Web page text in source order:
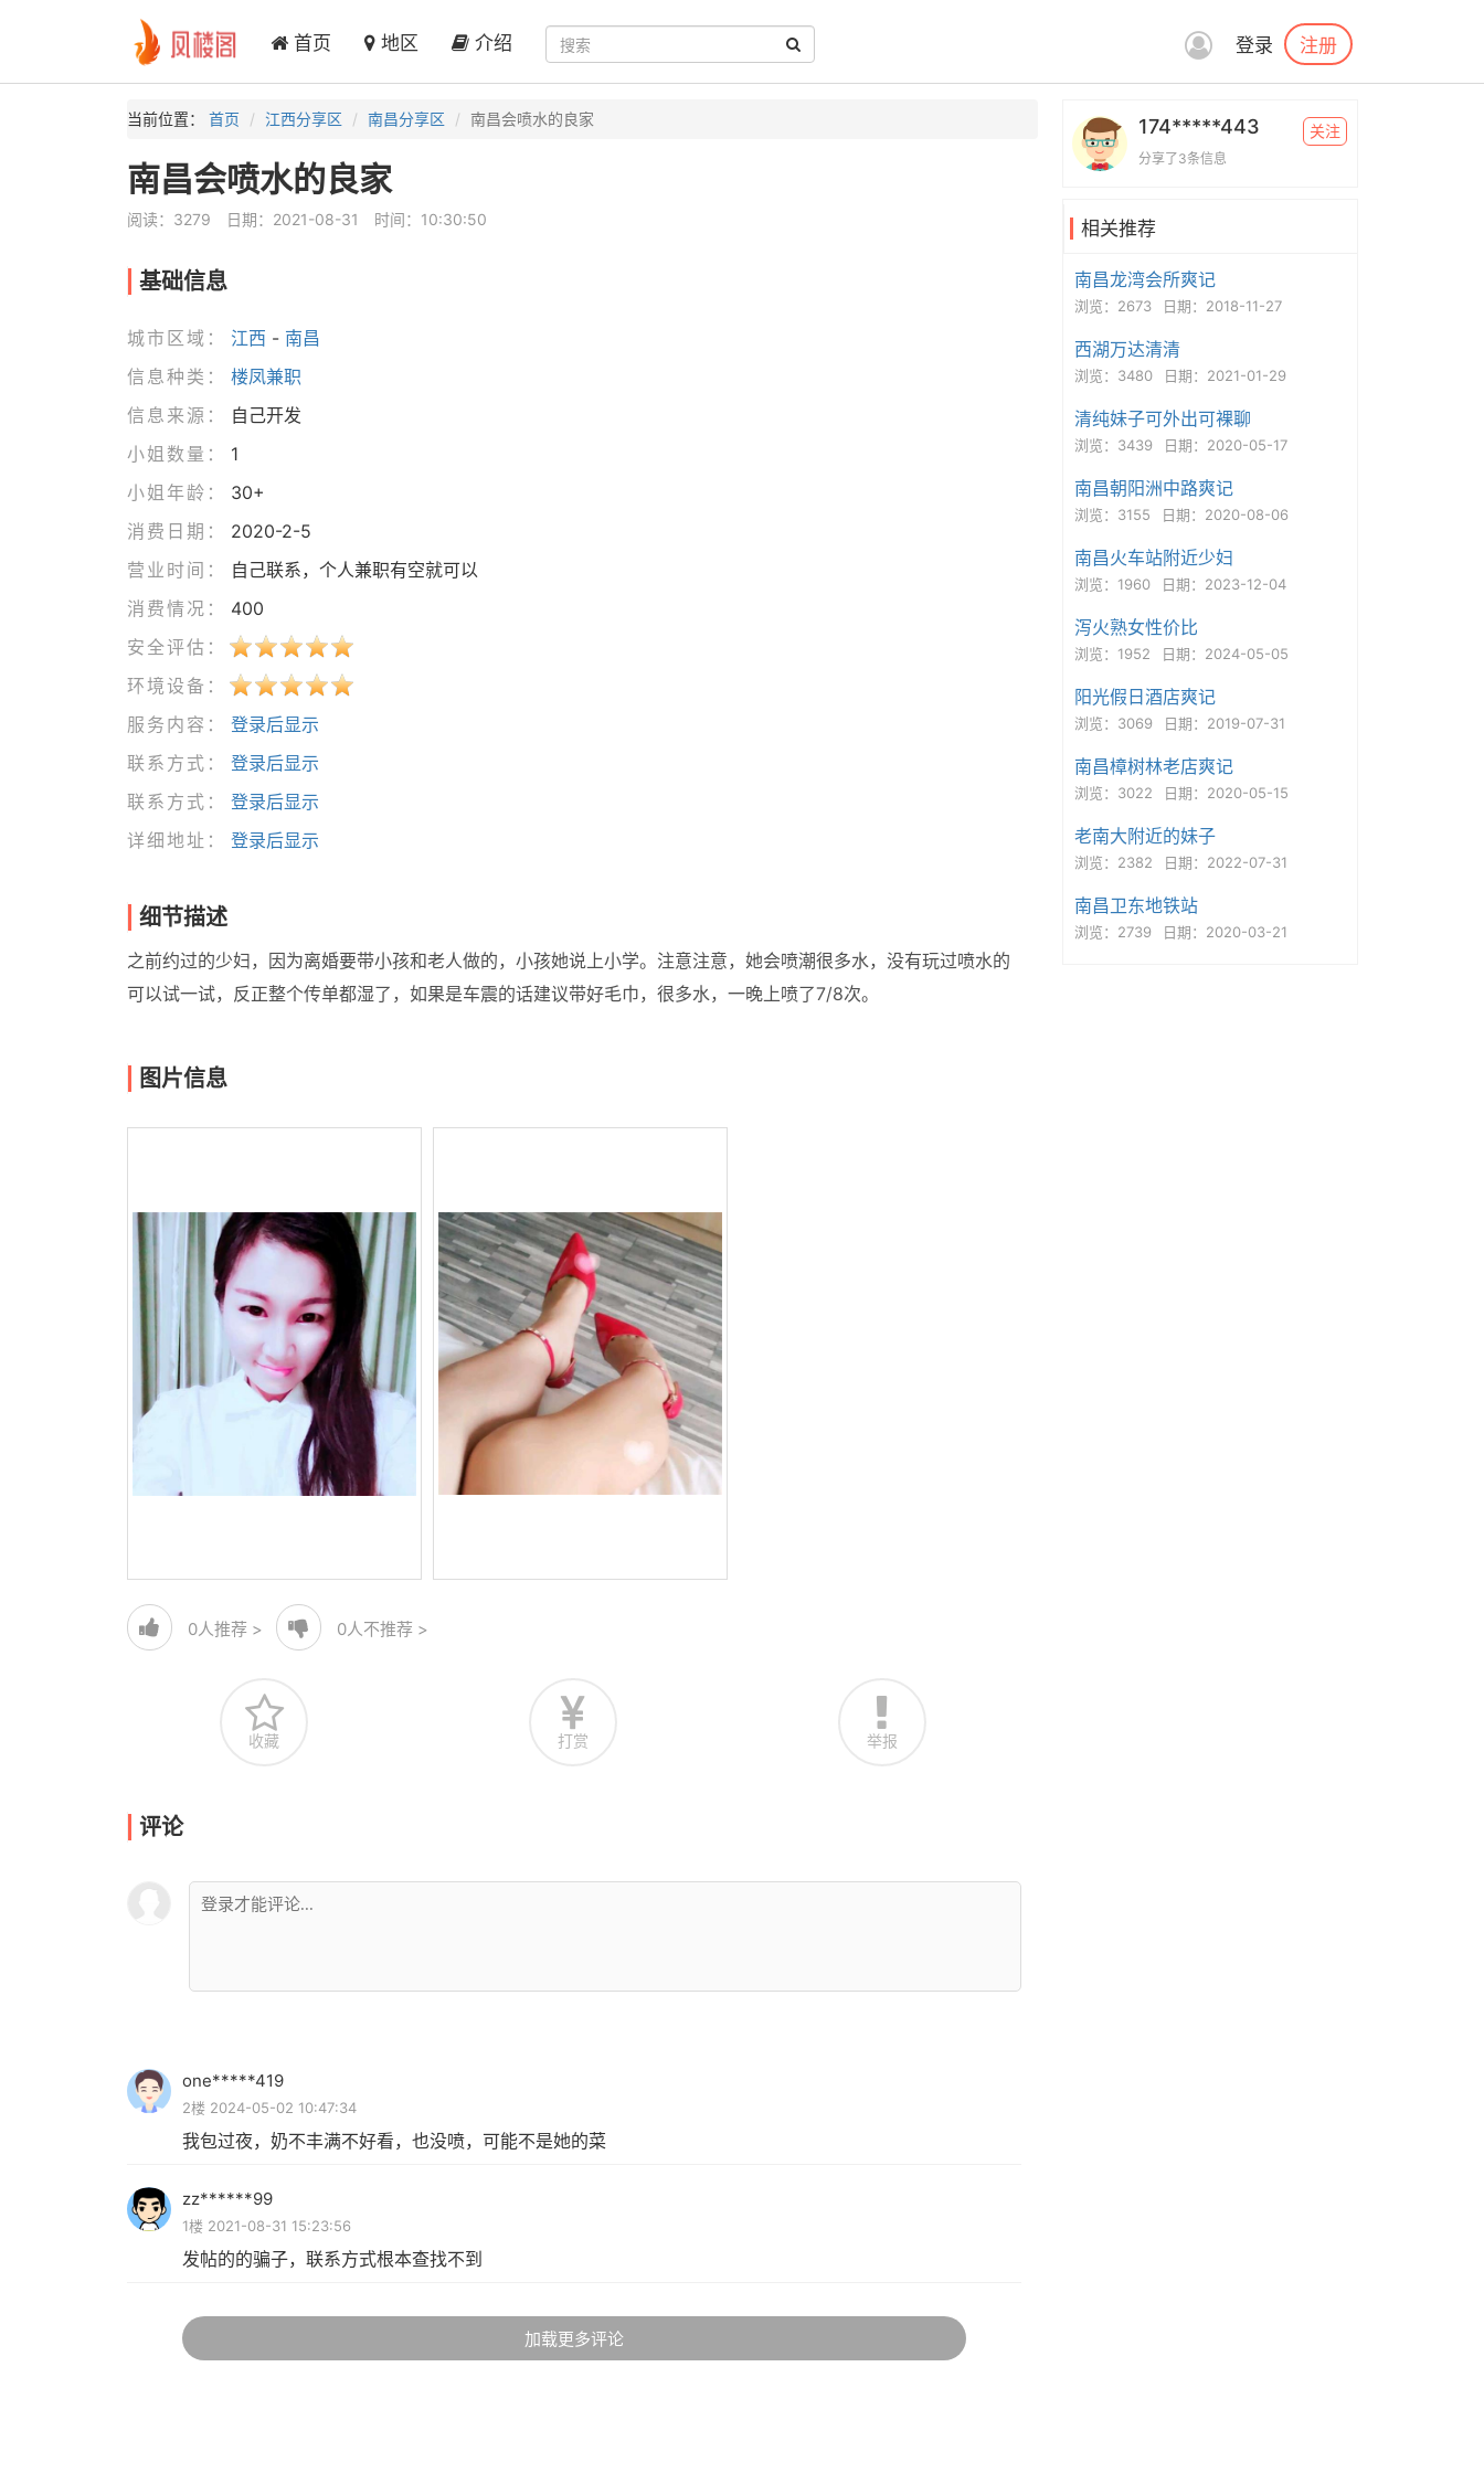
首页 地区 介绍 登录 注册
当前位置： 首页 江西分享区 南昌分享区 南昌会喷水的良家
南昌会喷水的良家
阅读：3279 日期：2021-08-31 时间：10:30:50
基础信息
城市区域： 江西 - 南昌
信息种类：
楼凤兼职
信息来源：
自己开发
小姐数量：
1
小姐年龄：
30+
消费日期：
2020-2-5
营业时间：
自己联系，个人兼职有空就可以
消费情况：
400
安全评估：
环境设备：
服务内容：
登录后显示
联系方式：
登录后显示
联系方式：
登录后显示
详细地址：
登录后显示
细节描述
之前约过的少妇，因为离婚要带小孩和老人做的，小孩她说上小学。注意注意，她会喷潮很多水，没有玩过喷水的
可以试一试，反正整个传单都湿了，如果是车震的话建议带好毛巾，很多水，一晚上喷了7/8次。
图片信息
0人推荐 > 0人不推荐 >
收藏 打赏 举报
评论
one*****419
2楼 2024-05-02 10:47:34
我包过夜，奶不丰满不好看，也没喷，可能不是她的菜
zz******99
1楼 2021-08-31 15:23:56
发帖的的骗子，联系方式根本查找不到
加载更多评论
174*****443
分享了3条信息
关注
相关推荐
南昌龙湾会所爽记
浏览：2673 日期：2018-11-27
西湖万达清清
浏览：3480 日期：2021-01-29
清纯妹子可外出可裸聊
浏览：3439 日期：2020-05-17
南昌朝阳洲中路爽记
浏览：3155 日期：2020-08-06
南昌火车站附近少妇
浏览：1960 日期：2023-12-04
泻火熟女性价比
浏览：1952 日期：2024-05-05
阳光假日酒店爽记
浏览：3069 日期：2019-07-31
南昌樟树林老店爽记
浏览：3022 日期：2020-05-15
老南大附近的妹子
浏览：2382 日期：2022-07-31
南昌卫东地铁站
浏览：2739 日期：2020-03-21